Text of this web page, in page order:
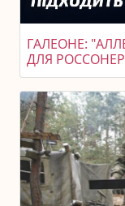
ГАЛЕОНЕ:
ДЛЯ